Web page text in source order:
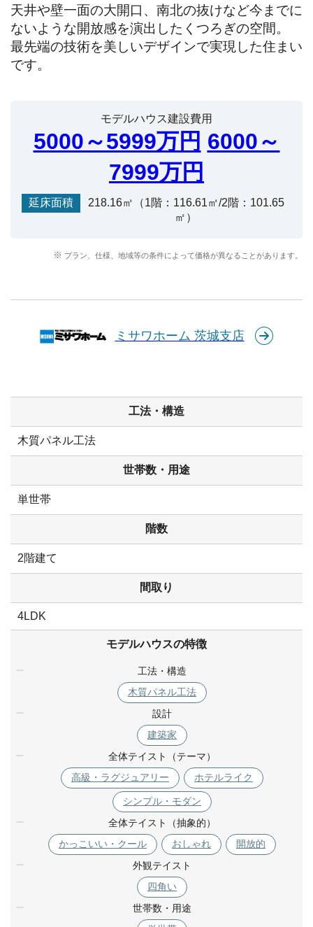
天井や壁一面の大開口、南北の抜けなど今までに
ないような開放感を演出したくつろぎの空間。
最先端の技術を美しいデザインで実現した住まい
です。
モデルハウス建設費用
5000～5999万円 6000～
7999万円
延床面積
218.16㎡（1階：116.61㎡/2階：101.65
㎡）
プラン、仕様、地域等の条件によって価格が異なることがあります。
ミサワホーム 茨城支店
工法・構造
木質パネル工法
世帯数・用途
単世帯
階数
2階建て
間取り
4LDK
モデルハウスの特徴
工法・構造
木質パネル工法
設計
建築家
全体テイスト（テーマ）
高級・ラグジュアリー
ホテルライク
シンプル・モダン
全体テイスト（抽象的）
かっこいい・クール
おしゃれ
開放的
外観テイスト
四角い
世帯数・用途